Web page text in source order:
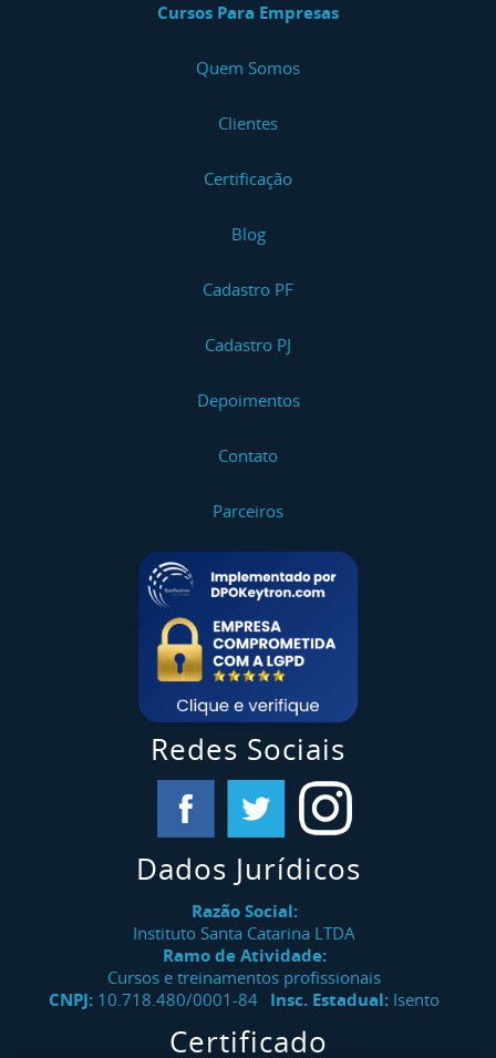
Cursos Para Empresas
Quem Somos
Clientes
Certificação
Blog
Cadastro PF
Cadastro PJ
Depoimentos
Contato
Parceiros
Redes Sociais
Dados Jurídicos
Razão Social:
Instituto Santa Catarina LTDA
Ramo de Atividade:
Cursos e treinamentos profissionais
CNPJ: 10.718.480/0001-84 Insc. Estadual: Isento
Certificado